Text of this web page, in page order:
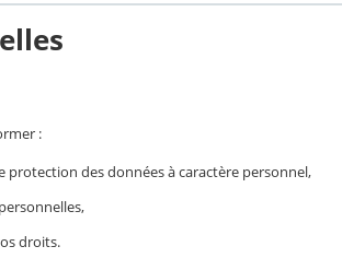
:
protection des données à caractère personnel,
droits.